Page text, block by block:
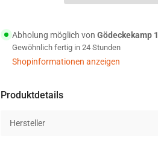
Women
jet
black
XS
Crewneck
Women
jet
black
XS
Abholung möglich von Gödeckekamp 1
Gewöhnlich fertig in 24 Stunden
Shopinformationen anzeigen
Produktdetails
Hersteller